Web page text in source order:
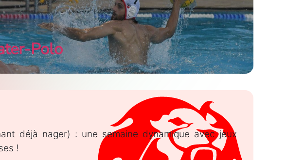
Polo
déjà nager) : une semaine dynamique avec jeux
!